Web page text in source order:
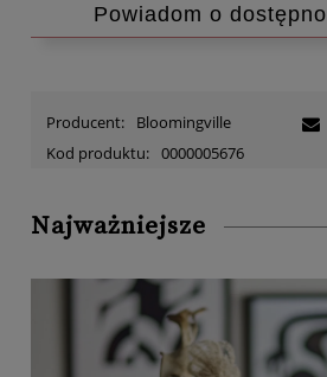
Powiadom o
Producent:
Bloomingville
Kod produktu: 0000005676
Najważniejsze